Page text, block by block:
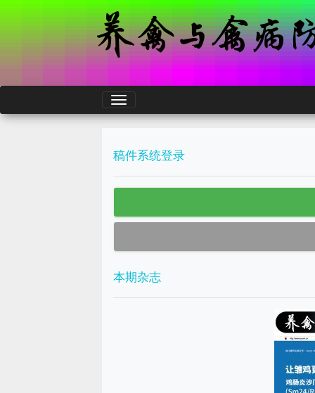
稿件系统登录
本期杂志